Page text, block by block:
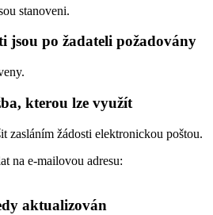
stanoveni.
jsou po žadateli požadovány
kterou lze využít
zasláním žádosti elektronickou poštou.
na e-mailovou adresu:
aktualizován